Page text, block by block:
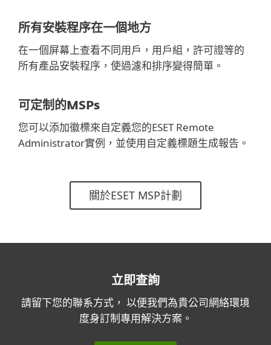
所有安裝程序在一個地方
在一個屏幕上查看不同用戶，用戶組，許可證等的
所有產品安裝程序，使過濾和排序變得簡單。
可定制的MSPs
您可以添加徽標來自定義您的ESET Remote
Administrator實例，並使用自定義標題生成報告。
關於ESET MSP計劃
立即查詢
請留下您的聯系方式， 以便我們為貴公司網絡環境
度身訂制專用解決方案。